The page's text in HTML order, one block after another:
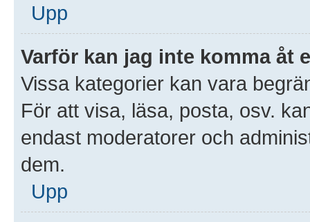
Upp
Varför kan jag inte komma åt
Vissa kategorier kan vara
För att visa, läsa, posta, osv.
endast moderatorer och
dem.
Upp